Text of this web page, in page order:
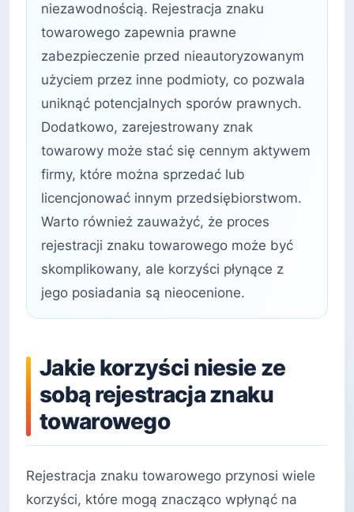
niezawodnością. Rejestracja znaku
towarowego zapewnia prawne
zabezpieczenie przed nieautoryzowanym
użyciem przez inne podmioty, co pozwala
uniknąć potencjalnych sporów prawnych.
Dodatkowo, zarejestrowany znak
towarowy może stać się cennym aktywem
firmy, które można sprzedać lub
licencjonować innym przedsiębiorstwom.
Warto również zauważyć, że proces
rejestracji znaku towarowego może być
skomplikowany, ale korzyści płynące z
jego posiadania są nieocenione.
Jakie korzyści niesie ze
sobą rejestracja znaku
towarowego
Rejestracja znaku towarowego przynosi wiele
korzyści, które mogą znacząco wpłynąć na